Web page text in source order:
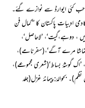
صاحب کئی ایوارڈ سے نوازے گئے۔
حسن کارکردگی(شعبہ ادب)۱۹۸۹ء اور اکادمی ادبیات پاکستان کا ’’کمال فن
، دوہے،گیت‘، ’لاحاصل‘،
مرے آگے‘،(سفرنامے)،
گوشۂ بساط‘(شعری مجموعے)،
بحوالۂ:پیمانۂ غزل(جلد